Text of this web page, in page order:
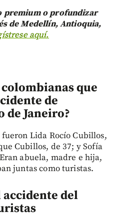
premium o profundizar
de Medellín, Antioquia,
aquí.
que
de
de Janeiro?
Lida Rocío Cubillos,
Cubillos, de 37; y Sofía
abuela, madre e hija,
juntas como turistas.
del